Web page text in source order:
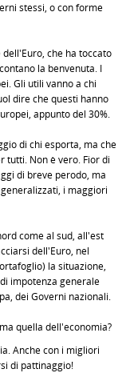
stessi, o con forme
che ha toccato
la benvenuta. I
Gli utili vanno a chi
dire che questi hanno
appunto del 30%.
di chi esporta, ma che
tutti. Non è vero. Fior di
di breve perodo, ma
i maggiori
come al sud, all'est
dell'Euro, nel
la situazione,
impotenza generale
dei Governi nazionali.
quella dell'economia?
Anche con i migliori
di pattinaggio!